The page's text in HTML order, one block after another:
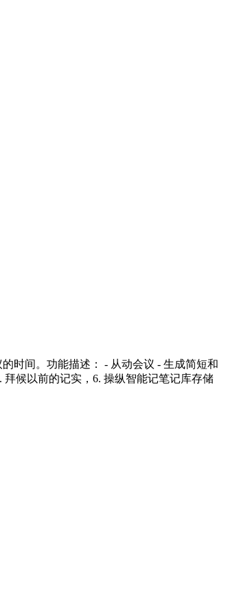
时间。功能描述： - 从动会议 - 生成简短和
候以前的记实，6. 操纵智能记笔记库存储